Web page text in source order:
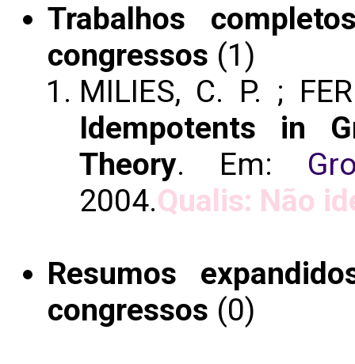
Trabalhos
congressos (1)
MILIES, C. P. ;
Idempotents in
Theory. Em:
2004.Qualis: Não
Resumos
congressos (0)